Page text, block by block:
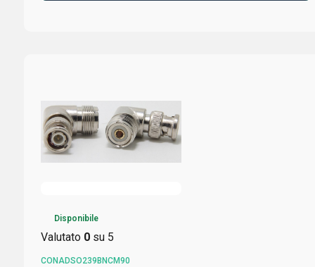
Disponibile
Valutato 0su 5
CONADSO239BNCM90